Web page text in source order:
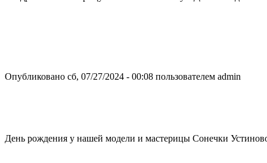
Опубликовано сб, 07/27/2024 - 00:08 пользователем admin
День рождения у нашей модели и мастерицы Сонечки